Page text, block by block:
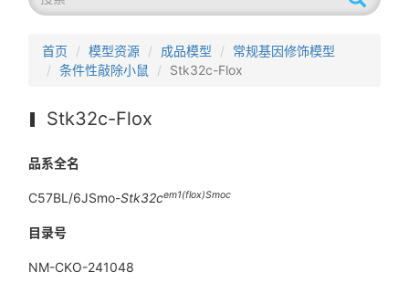
首页 模型资源 成品模型
常规基因修饰模型
条件性敲除小鼠
Stk32c-Flox
Stk32c-Flox
品系全名
C57BL/6JSmo-Stk32cem1(flox)Smoc
目录号
NM-CKO-241048